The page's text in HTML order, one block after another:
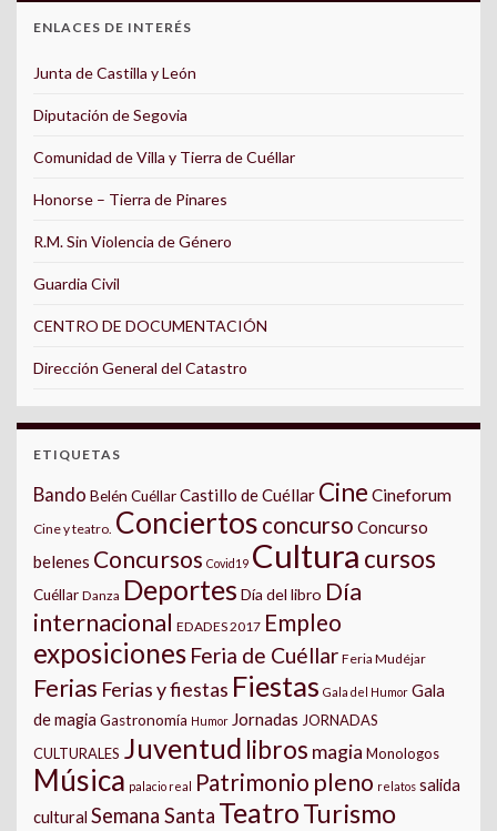
ENLACES DE INTERÉS
Junta de Castilla y León
Diputación de Segovia
Comunidad de Villa y Tierra de Cuéllar
Honorse – Tierra de Pinares
R.M. Sin Violencia de Género
Guardia Civil
CENTRO DE DOCUMENTACIÓN
Dirección General del Catastro
ETIQUETAS
Bando Belén CuéllarCastillo de Cuéllar Cine Cineforum
Cine y teatro. Conciertos concurso Concurso
belenes Concursos Covid19 Cultura cursos
Cuéllar Danza Deportes Día del libro Día
internacional EDADES 2017 Empleo
exposiciones Feria de Cuéllar Feria Mudéjar
Ferias Ferias y fiestas Fiestas Gala del Humor Gala
de magia Gastronomía Humor Jornadas JORNADAS
CULTURALES Juventud libros magia Monologos
Música palacio real Patrimonio pleno relatos salida
cultural Semana Santa TeatroTurismo